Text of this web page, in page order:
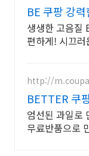
BE 쿠팡 강
생생한 고음질
편하게! 시끄
http://
BETTER 쿠
엄선된 과일로
무료반품으로